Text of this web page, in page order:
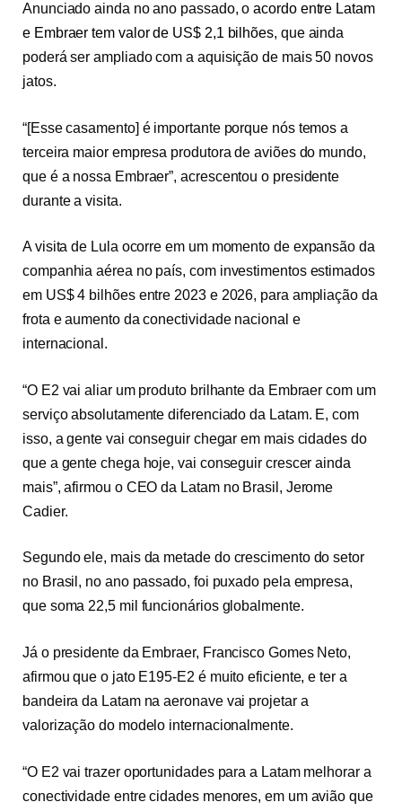
Anunciado ainda no ano passado, oacordo entre Latam
e Embraer tem valor de US$ 2,1 bilhões, que ainda
poderá ser ampliado com a aquisição de mais 50 novos
jatos.
“[Esse casamento] é importante porque nós temos a
terceira maior empresa produtora de aviões do mundo,
que é a nossa Embraer”, acrescentou o presidente
durante a visita.
A visita de Lula ocorre em um momento de expansão da
companhia aérea no país, com investimentos estimados
em US$ 4 bilhões entre 2023 e 2026, para ampliação da
frota e aumento da conectividade nacional e
internacional.
“O E2 vai aliar um produto brilhante da Embraer com um
serviço absolutamente diferenciado da Latam. E, com
isso, a gente vai conseguir chegar em mais cidades do
que a gente chega hoje, vai conseguir crescer ainda
mais”, afirmou o CEO da Latam no Brasil, Jerome
Cadier.
Segundo ele, mais da metade do crescimento do setor
no Brasil, no ano passado, foi puxado pela empresa,
que soma 22,5 mil funcionários globalmente.
Já o presidente da Embraer, Francisco Gomes Neto,
afirmou que o jato E195-E2 é muito eficiente, e ter a
bandeira da Latam na aeronave vai projetar a
valorização do modelo internacionalmente.
“O E2 vai trazer oportunidades para a Latam melhorar a
conectividade entre cidades menores, em um avião que